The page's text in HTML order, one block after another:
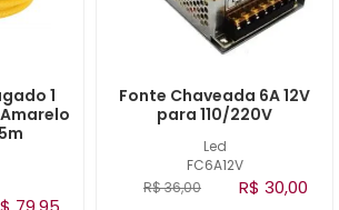
1
Led
FC6A12V
Fonte Chaveada 6A 12V
para 110/220V
R$ 36,00 R$ 30,00